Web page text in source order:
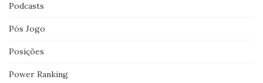
Podcasts
Pós Jogo
Posições
Power Ranking